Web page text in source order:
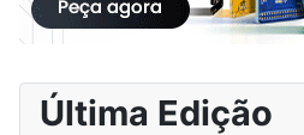
Última Edição